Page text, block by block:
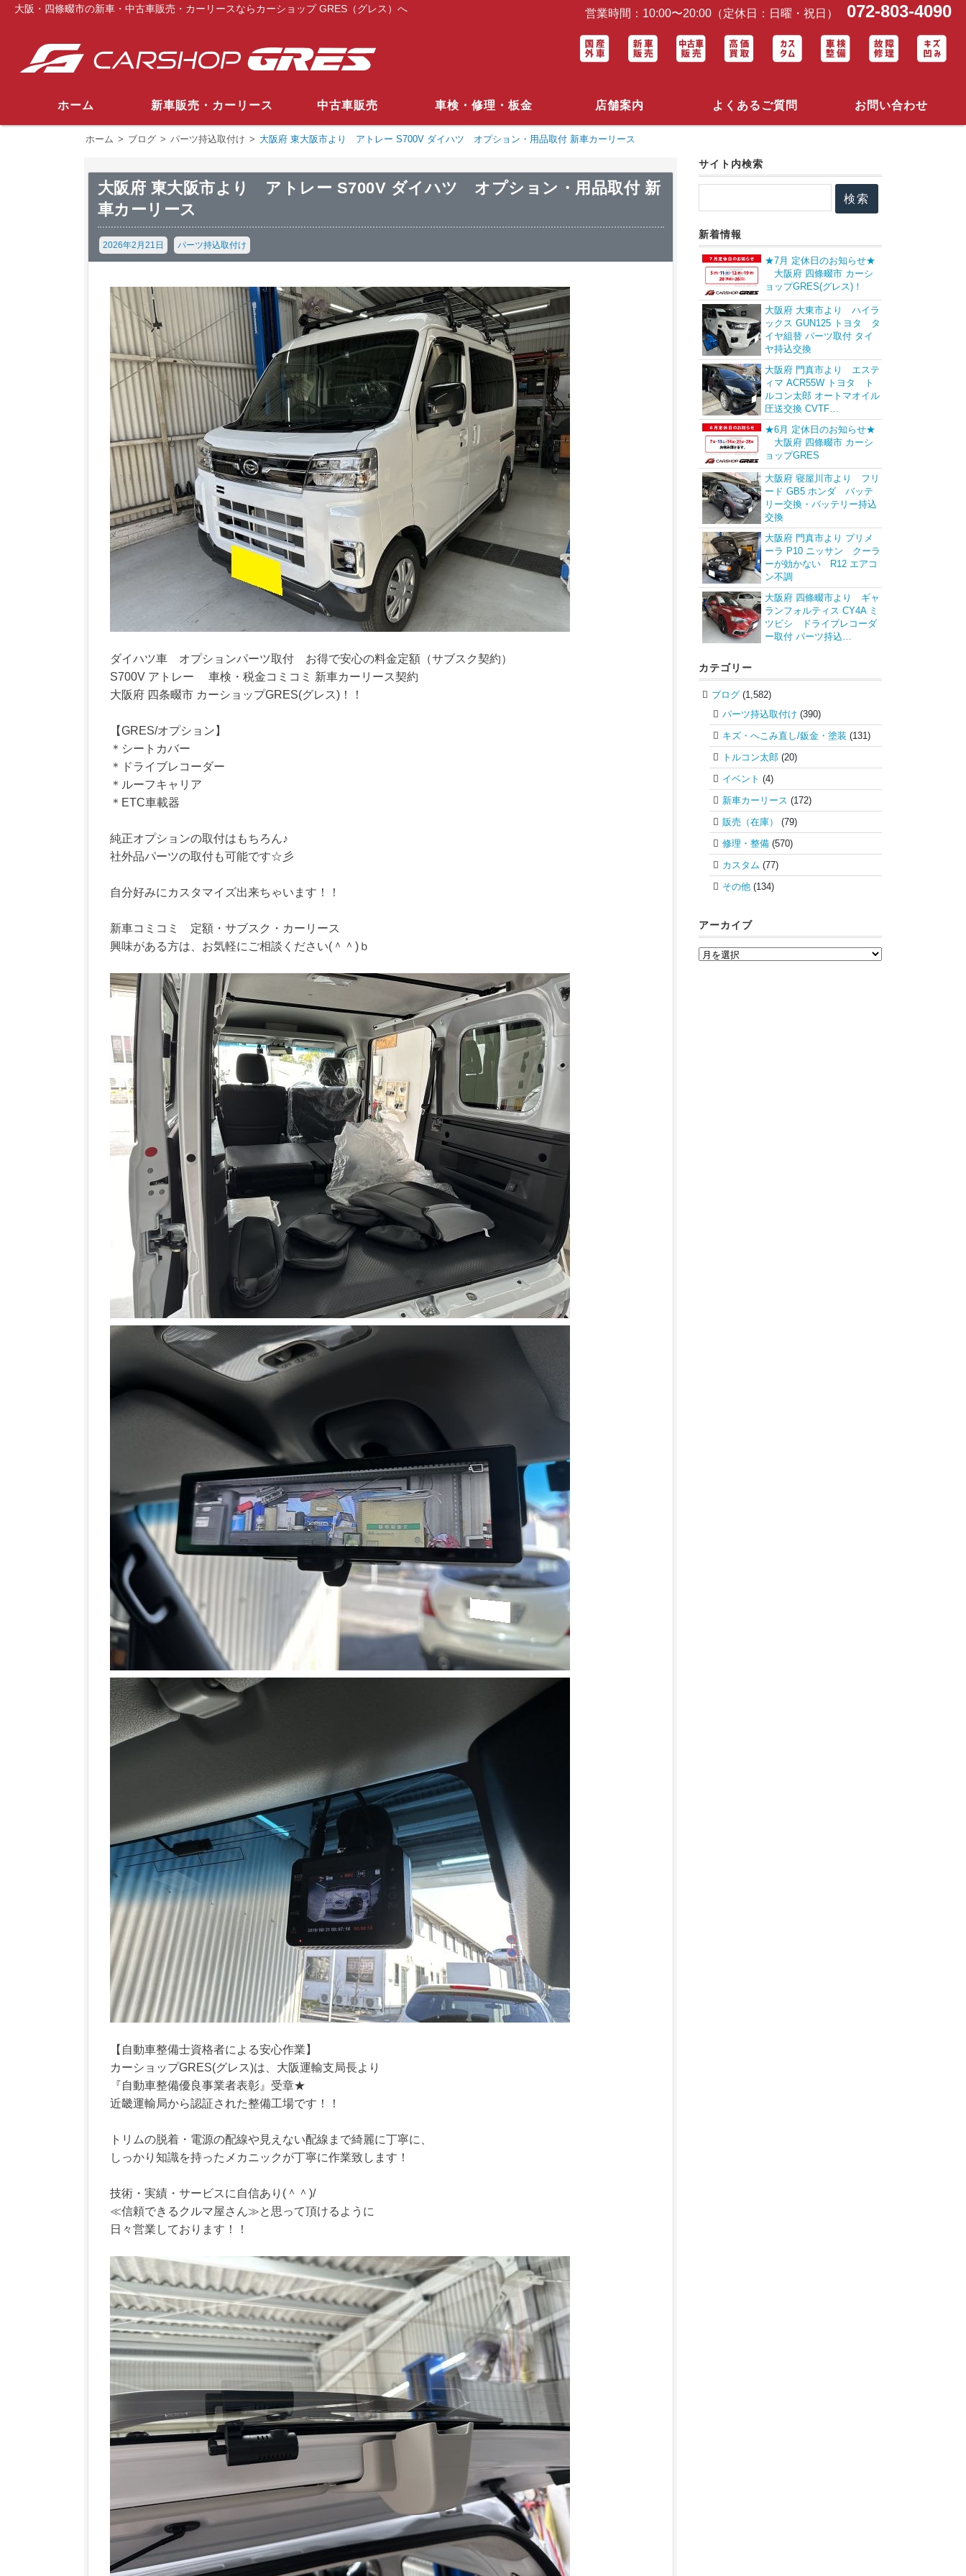
大阪・四條畷市の新車・中古車販売・カーリースならカーショップ GRES（グレス）へ 営業時間：10:00〜20:00（定休日：日曜・祝日） 072-803-4090
ホーム 新車販売・カーリース 中古車販売 車検・修理・板金 店舗案内 よくあるご質問 お問い合わせ
ホーム > ブログ > パーツ持込取付け > 大阪府 東大阪市より アトレー S700V ダイハツ オプション・用品取付 新車カーリース
大阪府 東大阪市より アトレー S700V ダイハツ オプション・用品取付 新
車カーリース
2026年2月21日 パーツ持込取付け
ダイハツ車 オプションパーツ取付 お得で安心の料金定額（サブスク契約）
S700V アトレー 車検・税金コミコミ 新車カーリース契約
大阪府 四条畷市 カーショップGRES(グレス)！！
【GRES/オプション】
＊シートカバー
＊ドライブレコーダー
＊ルーフキャリア
＊ETC車載器
純正オプションの取付はもちろん♪
社外品パーツの取付も可能です☆彡
自分好みにカスタマイズ出来ちゃいます！！
新車コミコミ 定額・サブスク・カーリース
興味がある方は、お気軽にご相談ください(＾＾)ｂ
【自動車整備士資格者による安心作業】
カーショップGRES(グレス)は、大阪運輸支局長より
『自動車整備優良事業者表彰』受章★
近畿運輸局から認証された整備工場です！！
トリムの脱着・電源の配線や見えない配線まで綺麗に丁寧に、
しっかり知識を持ったメカニックが丁寧に作業致します！
技術・実績・サービスに自信あり(＾＾)/
≪信頼できるクルマ屋さん≫と思って頂けるように
日々営業しております！！
サイト内検索
新着情報
★7月 定休日のお知らせ★
大阪府 四條畷市 カーシ
ョップGRES(グレス)！
大阪府 大東市より ハイラ
ックス GUN125 トヨタ タ
イヤ組替 パーツ取付 タイ
ヤ持込交換
大阪府 門真市より エステ
ィマ ACR55W トヨタ ト
ルコン太郎 オートマオイル
圧送交換 CVTF…
★6月 定休日のお知らせ★
大阪府 四條畷市 カーシ
ョップGRES
大阪府 寝屋川市より フリ
ード GB5 ホンダ バッテ
リー交換・バッテリー持込
交換
大阪府 門真市より プリメ
ーラ P10 ニッサン クーラ
ーが効かない R12 エアコ
ン不調
大阪府 四條畷市より ギャ
ランフォルティス CY4A ミ
ツビシ ドライブレコーダ
ー取付 パーツ持込…
カテゴリー
ブログ (1,582)
パーツ持込取付け (390)
キズ・へこみ直し/鈑金・塗装 (131)
トルコン太郎 (20)
イベント (4)
新車カーリース (172)
販売（在庫）
(79)
修理・整備 (570)
カスタム (77)
その他 (134)
アーカイブ